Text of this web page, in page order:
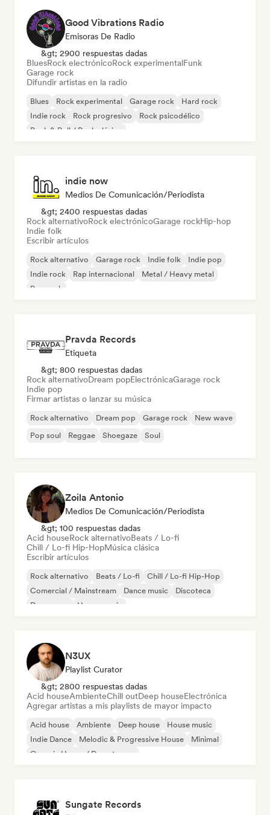
Good Vibrations Radio
Emisoras De Radio
&gt; 2900 respuestas dadas
BluesRock electrónicoRock experimentalFunk
Garage rock
Difundir artistas en la radio
Blues Rock experimental Garage rock
Hard rock
Indie rock
Rock progresivo
Rock psicodélico
Rock & Roll / Rock clásico
indie now
Medios De Comunicación/Periodista
&gt; 2400 respuestas dadas
Rock alternativoRock electrónicoGarage rockHip-hop
Indie folk
Escribir artículos
Rock alternativo Garage rock Indie folk
Indie pop
Indie rock
Rap internacional
Metal / Heavy metal
Pop rock
Pravda Records
Etiqueta
&gt; 800 respuestas dadas
Rock alternativoDream popElectrónicaGarage rock
Indie pop
Firmar artistas o lanzar su música
Rock alternativo Dream pop Garage rock
New wave
Pop soul
Reggae Shoegaze Soul
Zoila Antonio
Medios De Comunicación/Periodista
&gt; 100 respuestas dadas
Acid houseRock alternativoBeats / Lo-fi
Chill / Lo-fi Hip-HopMúsica clásica
Escribir artículos
Rock alternativo Beats / Lo-fi
Chill / Lo-fi Hip-Hop
Comercial / Mainstream
Dance music
Discoteca
Dream pop
House music
N3UX
Playlist Curator
&gt; 2800 respuestas dadas
Acid houseAmbienteChill outDeep houseElectrónica
Agregar artistas a mis playlists de mayor impacto
Acid house Ambiente Deep house
House music
Indie Dance
Melodic & Progressive House
Minimal
Organic House / Downtempo
Sungate Records